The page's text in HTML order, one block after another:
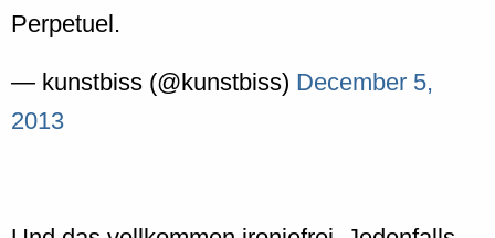
Perpetuel.
— kunstbiss (@kunstbiss) December 5,
2013